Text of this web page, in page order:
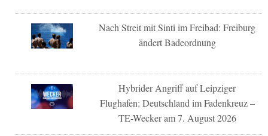
Nach Streit mit Sinti im Freibad: Freiburg
ändert Badeordnung
Hybrider Angriff auf Leipziger
Flughafen: Deutschland im Fadenkreuz –
TE-Wecker am 7. August 2026